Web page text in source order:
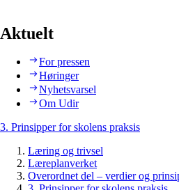
Aktuelt
For pressen
Høringer
Nyhetsvarsel
Om Udir
3. Prinsipper for skolens praksis
Læring og trivsel
Læreplanverket
Overordnet del – verdier og